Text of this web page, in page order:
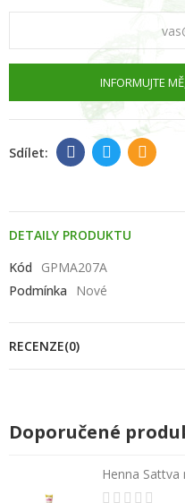
INFORMUJTE
DETAILY PRODUKTU
Kód
GPMA207A
Podmínka
Nové
RECENZE(0)
Doporučené
Henna